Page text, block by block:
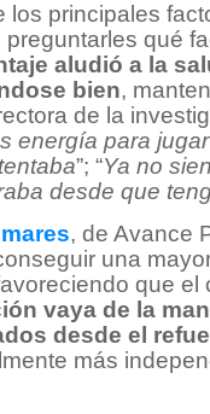
principales
preguntarles qué
aludió a la
bien,
de la
energía para
”; “Ya no
desde que
, de Avance
una
que el
vaya de la
desde el
más